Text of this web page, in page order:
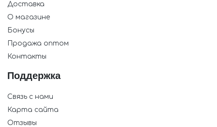
Доставка
О магазине
Бонусы
Продажа оптом
Контакты
Поддержка
Связь с нами
Карта сайта
Отзывы